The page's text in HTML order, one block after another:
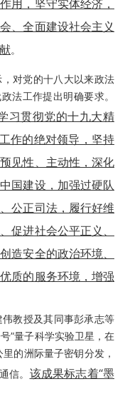
用，坚守实体经济，
、全面建设社会主义
。
对党的十八大以来政法
法工作提出明确要求。
习贯彻党的十九大精
作的绝对领导，坚持
见性、主动性，深化
国建设，加强过硬队
公正司法，履行好维
促进社会公平正义、
造安全的政治环境、
质的服务环境，增强
教授及其同事彭承志等
”量子科学实验卫星，在
的洲际量子密钥分发，
信。 该成果标志着“墨